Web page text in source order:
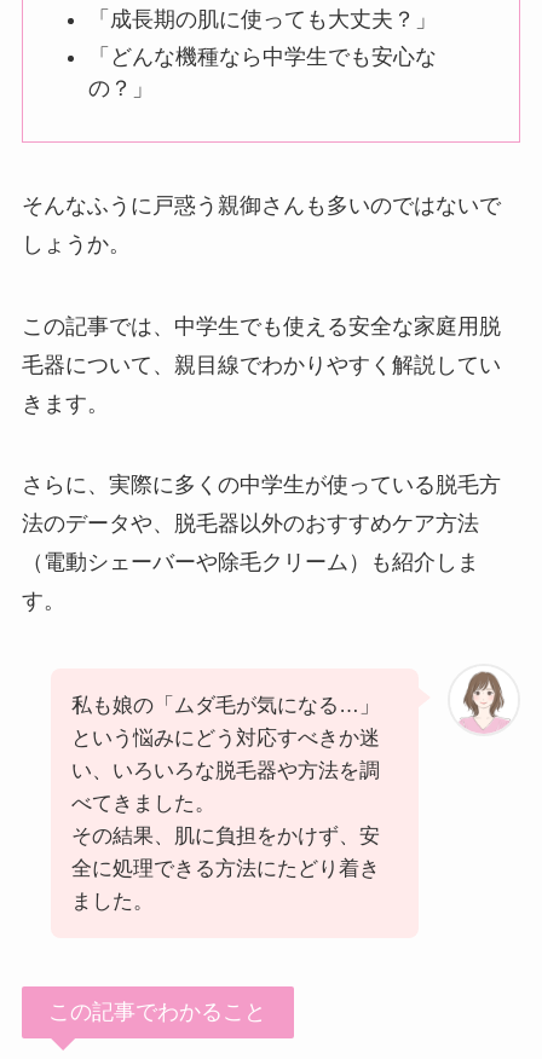
「成長期の肌に使っても大丈夫？」
「どんな機種なら中学生でも安心な
の？」
そんなふうに戸惑う親御さんも多いのではないで
しょうか。
この記事では、中学生でも使える安全な家庭用脱
毛器について、親目線でわかりやすく解説してい
きます。
さらに、実際に多くの中学生が使っている脱毛方
法のデータや、脱毛器以外のおすすめケア方法
（電動シェーバーや除毛クリーム）も紹介しま
す。
私も娘の「ムダ毛が気になる…」
という悩みにどう対応すべきか迷
い、いろいろな脱毛器や方法を調
べてきました。
その結果、肌に負担をかけず、安
全に処理できる方法にたどり着き
ました。
この記事でわかること